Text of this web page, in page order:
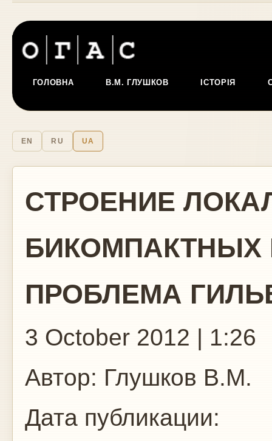
ГОЛОВНА В.М. ГЛУШКОВ ІСТОРІЯ
EN RU UA
СТРОЕНИЕ
БИКОМПАКТНЫХ
ПРОБЛЕМА
3 October 2012 | 1:26
Автор: Глушков В.М.
Дата публикации: